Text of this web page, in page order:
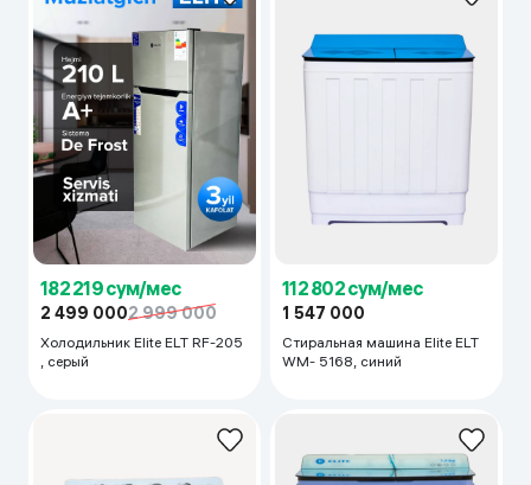
182 219 сум/мес
2 499 0002 999 000
Холодильник Elite ELT RF-205
, серый
112 802 сум/мес
1 547 000
Стиральная машина Elite ELT
WM- 5168, синий